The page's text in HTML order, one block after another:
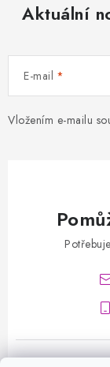
Aktuální
E-mail
Vložením e-mailu